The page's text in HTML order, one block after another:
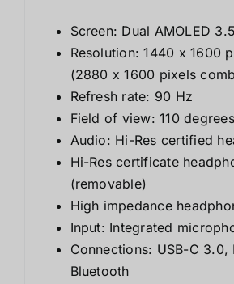
Screen: Dual AMOLED
Resolution: 1440 x 1600
(2880 x 1600 pixels
Refresh rate: 90 Hz
Field of view: 110 degrees
Audio: Hi-Res certified
Hi-Res certificate
(removable)
High impedance
Input: Integrated
Connections: USB-C 3.0,
Bluetooth